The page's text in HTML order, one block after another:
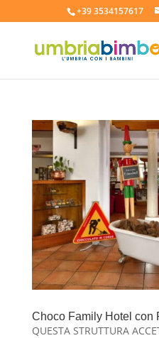
+39 3534157617
Choco Family Hotel con
QUESTA STRUTTURA